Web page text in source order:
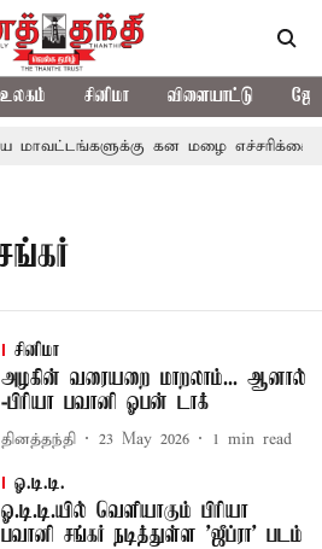
உலகம் சினிமா விளையாட்டு
மாவட்டங்களுக்கு கன மழை எச்சரிக்கை
சினிமா
அழகின் வரையறை மாறலாம்... ஆனால்
-பிரியா பவானி ஓபன் டாக்
தினத்தந்தி 23 May 2026 1 min read
ஓ.டி.டி.
ஓ.டி.டி.யில் வெளியாகும் பிரியா
பவானி சங்கர் நடித்துள்ள 'ஜீப்ரா' படம்